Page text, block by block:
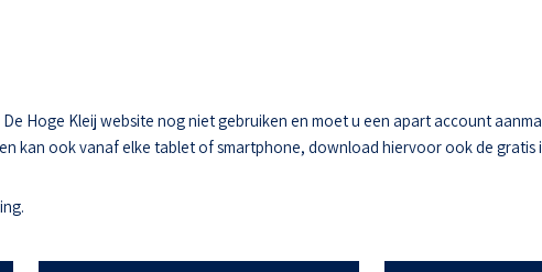
Hoge Kleij website nog niet gebruiken en moet u een apart account
kan ook vanaf elke tablet of smartphone, download hiervoor ook de